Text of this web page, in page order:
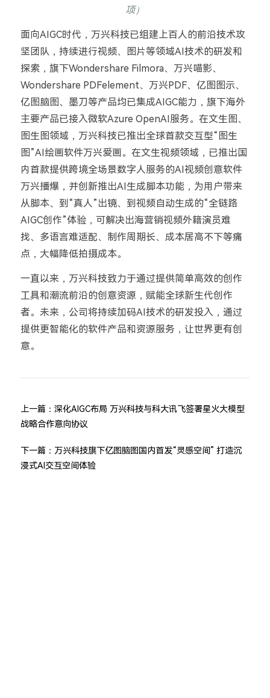
项）
面向AIGC时代，万兴科技已组建上百人的前沿技术攻
坚团队，持续进行视频、图片等领域AI 技术的研发和
探索，旗下Wondershare Filmora、万兴喵影、
Wondershare PDFelement、万兴PDF、亿图图示、
亿图脑图、墨刀等产品均已集成AIGC能力，旗下海外
主要产品已接入微软Azure OpenAI 服务。在文生图、
图生图领域，万兴科技已推出全球首款交互型“ 图生
图”AI 绘画软件万兴爱画。在文生视频领域，已推出国
内首款提供跨境全场景数字人服务的AI 视频创意软件
万兴播爆，并创新推出AI 生成脚本功能，为用户带来
从脚本、到 “真人” 出镜、到视频自动生成的“全链路
AIGC创作”体验，可解决出海营销视频外籍演员难
找、多语言难适配、制作周期长、成本居高不下等痛
点，大幅降低拍摄成本。
一直以来，万兴科技致力于通过提供简单高效的创作
工具和潮流前沿的创意资源，赋能全球新生代创作
者。未来，公司将持续加码AI技术的研发投入，通过
提供更智能化的软件产品和资源服务，让世界更有创
意。
上一篇： 深化AIGC布局 万兴科技与科大讯飞签署星火大模型
战略合作意向协议
下一篇： 万兴科技旗下亿图脑图国内首发“灵感空间” 打造沉
浸式AI交互空间体验